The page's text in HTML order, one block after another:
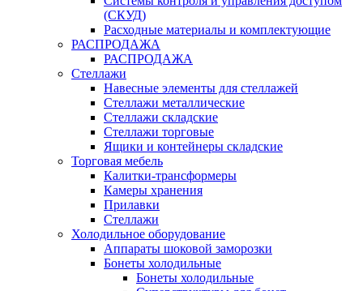
(СКУД)
Расходные материалы и комплектующие
РАСПРОДАЖА
РАСПРОДАЖА
Стеллажи
Навесные элементы для стеллажей
Стеллажи металлические
Стеллажи складские
Стеллажи торговые
Ящики и контейнеры складские
Торговая мебель
Калитки-трансформеры
Камеры хранения
Прилавки
Стеллажи
Холодильное оборудование
Аппараты шоковой заморозки
Бонеты холодильные
Бонеты холодильные